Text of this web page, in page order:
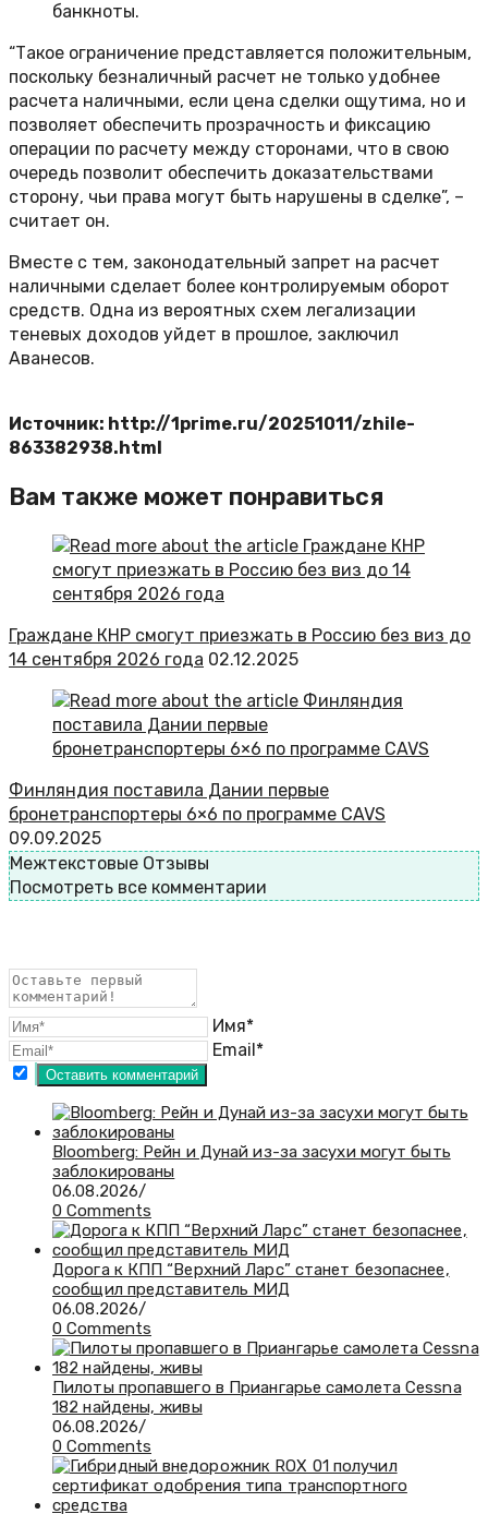
банкноты.
“Такое ограничение представляется положительным,
поскольку безналичный расчет не только удобнее
расчета наличными, если цена сделки ощутима, но и
позволяет обеспечить прозрачность и фиксацию
операции по расчету между сторонами, что в свою
очередь позволит обеспечить доказательствами
сторону, чьи права могут быть нарушены в сделке”, –
считает он.
Вместе с тем, законодательный запрет на расчет
наличными сделает более контролируемым оборот
средств. Одна из вероятных схем легализации
теневых доходов уйдет в прошлое, заключил
Аванесов.
Источник: http://1prime.ru/20251011/zhile-
863382938.html
Вам также может понравиться
Граждане КНР смогут приезжать в Россию без виз до
14 сентября 2026 года 02.12.2025
Финляндия поставила Дании первые
бронетранспортеры 6×6 по программе CAVS
09.09.2025
Межтекстовые Отзывы
Посмотреть все комментарии
Имя*
Email*
Bloomberg: Рейн и Дунай из-за засухи могут быть
заблокированы
06.08.2026/
0 Comments
Дорога к КПП “Верхний Ларс” станет безопаснее,
сообщил представитель МИД
06.08.2026/
0 Comments
Пилоты пропавшего в Приангарье самолета Cessna
182 найдены, живы
06.08.2026/
0 Comments